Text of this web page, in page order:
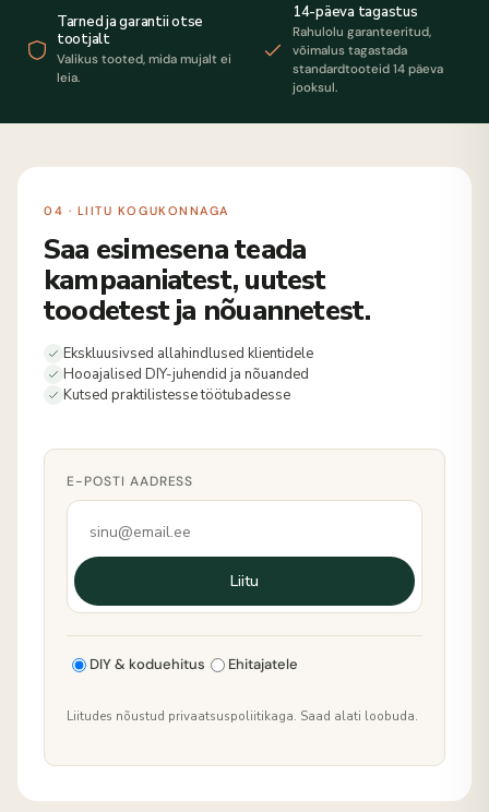
Tarned ja garantii otse
tootjalt
Valikus tooted, mida mujalt ei
leia.
14-päeva tagastus
Rahulolu garanteeritud,
võimalus tagastada
standardtooteid 14 päeva
jooksul.
04 · LIITU KOGUKONNAGA
Saa esimesena teada
kampaaniatest, uutest
toodetest ja nõuannetest.
Ekskluusivsed allahindlused klientidele
Hooajalised DIY-juhendid ja nõuanded
Kutsed praktilistesse töötubadesse
E-POSTI AADRESS
Liitu
DIY & koduehitus Ehitajatele
Liitudes nõustud privaatsuspoliitikaga. Saad alati loobuda.